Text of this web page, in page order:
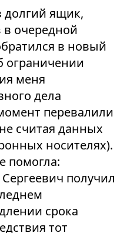
долгий ящик,
в очередной
в новый
ограничении
меня
дела
перевалили
считая данных
носителях).
помогла:
получил
срока
тот